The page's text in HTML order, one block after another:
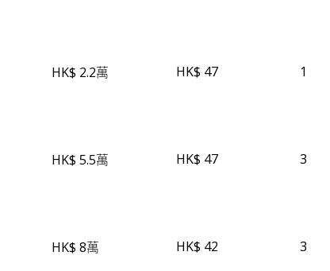
HK$ 2.2萬 HK$ 47 1
HK$ 5.5萬 HK$ 47 3
HK$ 8萬 HK$ 42 3